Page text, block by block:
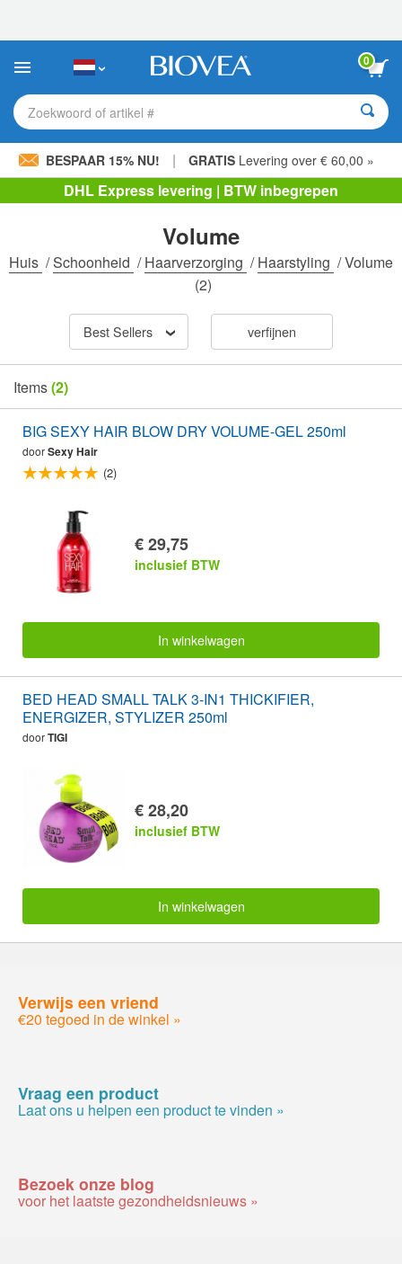
Deze
bevat
toegankelijkheidssysteem.
0
Zoekwoord of artikel #
BESPAAR 15% NU! | GRATIS Levering over € 60,00 »
DHL Express levering | BTW inbegrepen
Volume
Huis /Schoonheid /Haarverzorging /Haarstyling /Volume
(2)
Best Sellers verfijnen
Items(2)
BIG SEXY HAIR BLOW DRY VOLUME-GEL 250ml
doorSexy Hair
(2)
€ 29,75
inclusief BTW
In winkelwagen
BED HEAD SMALL TALK 3-IN1 THICKIFIER,
ENERGIZER, STYLIZER 250ml
doorTIGI
€ 28,20
inclusief BTW
In winkelwagen
Verwijs een vriend
€20 tegoed in de winkel »
Vraag een product
Laat ons u helpen een product te vinden »
Bezoek onze blog
voor het laatste gezondheidsnieuws »